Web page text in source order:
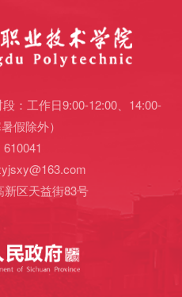
：工作日9:00-12:00、14:00-
假除外）
区天益街83号